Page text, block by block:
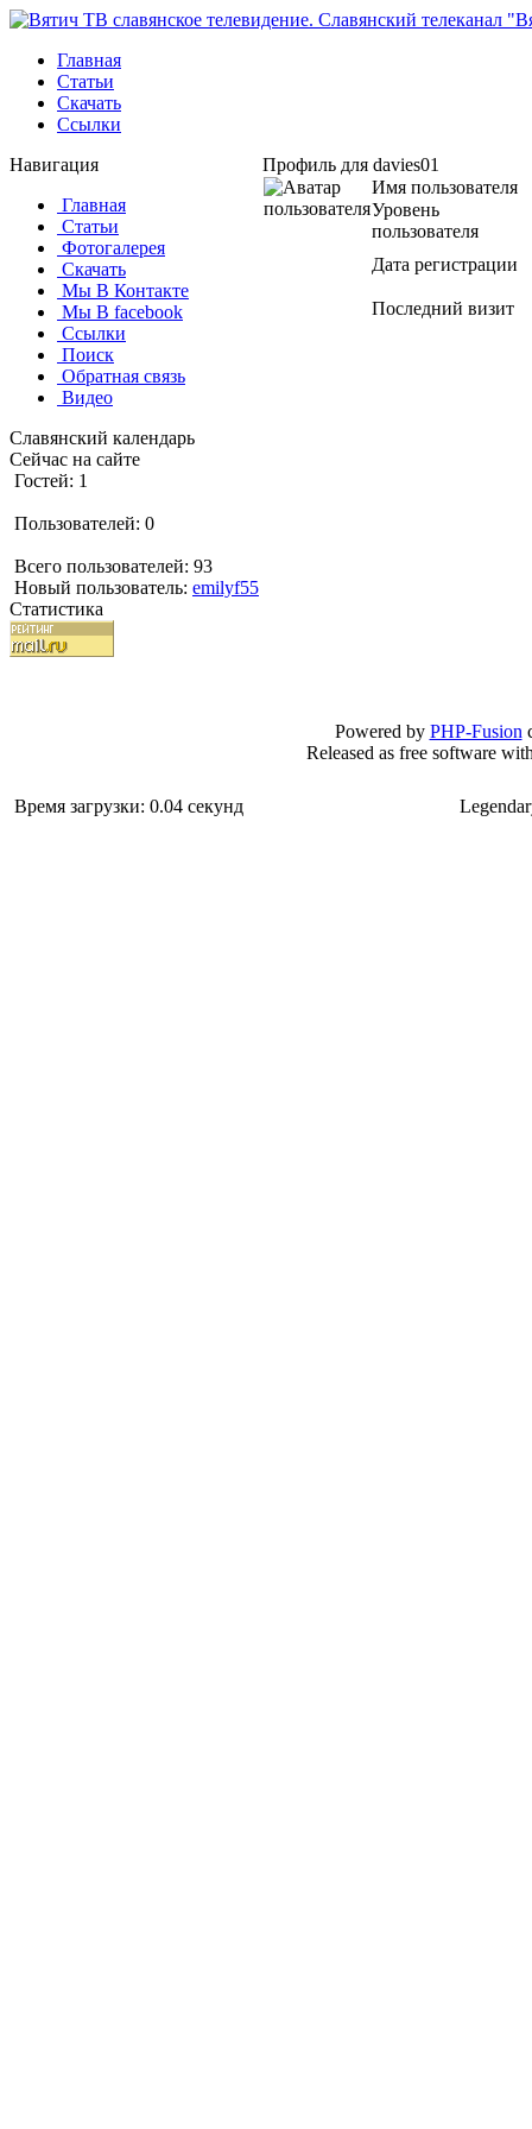
Главная
Статьи
Скачать
Ссылки
Навигация
Главная
Статьи
Фотогалерея
Скачать
Мы В Контакте
Мы В facebook
Ссылки
Поиск
Обратная связь
Видео
Славянский календарь
Сейчас на сайте
Гостей: 1
Пользователей: 0
Всего пользователей: 93
Новый пользователь: emilyf55
Статистика
Профиль для davies01
Имя пользователя
Уровень
пользователя
Дата регистрации
Последний визит
Powered by PHP-Fusion
Released as free software
Время загрузки: 0.04 секунд